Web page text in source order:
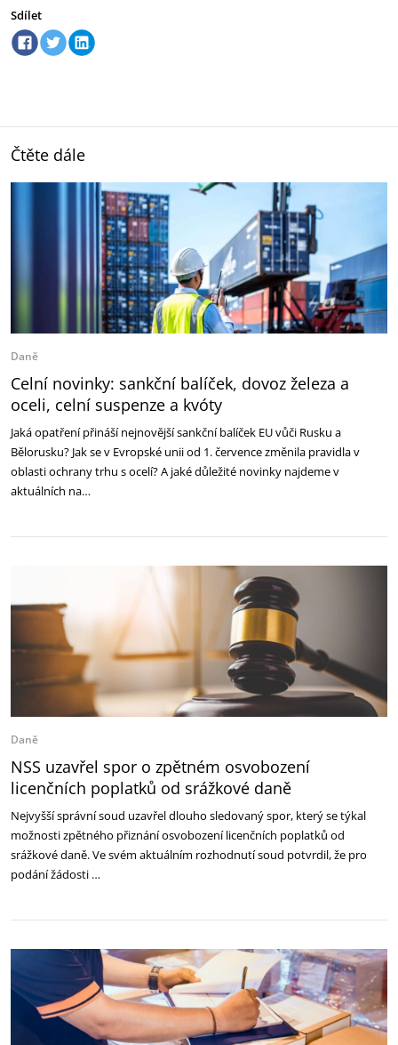
Sdílet
Čtěte dále
Daně
Celní novinky: sankční balíček, dovoz železa a
oceli, celní suspenze a kvóty
Jaká opatření přináší nejnovější sankční balíček EU vůči Rusku a
Bělorusku? Jak se v Evropské unii od 1. července změnila pravidla v
oblasti ochrany trhu s ocelí? A jaké důležité novinky najdeme v
aktuálních na…
Daně
NSS uzavřel spor o zpětném osvobození
licenčních poplatků od srážkové daně
Nejvyšší správní soud uzavřel dlouho sledovaný spor, který se týkal
možnosti zpětného přiznání osvobození licenčních poplatků od
srážkové daně. Ve svém aktuálním rozhodnutí soud potvrdil, že pro
podání žádosti …